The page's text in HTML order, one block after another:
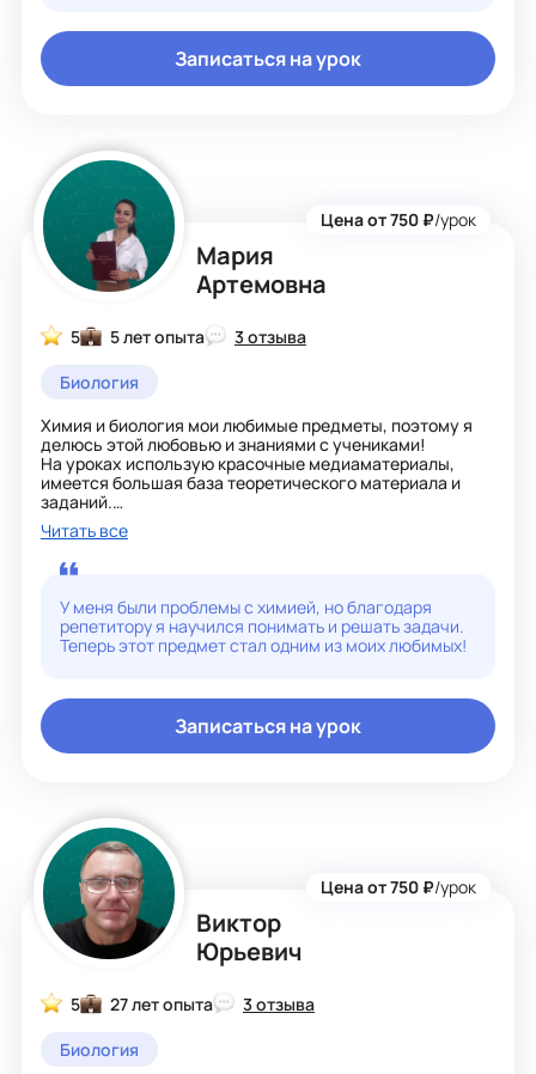
сложной контрольной, экзамену, олимпиаде!
Записаться на урок
Мария
Артемовна
Цена от 750 ₽/урок
5 5 лет опыта
3 отзыва
Биология
Химия и биология мои любимые предметы, поэтому я
делюсь этой любовью и знаниями с учениками!
На уроках использую красочные медиаматериалы,
имеется большая база теоретического материала и
заданий.
Моя основная цель - помочь ученикам достичь успеха
и раскрыть свой потенциал. Я создаю комфортную и
поддерживающую среду, чтобы ученики чувствовали
себя увереннее и могли свободно выражать свои
мысли и задавать вопросы.
Я считаю, что каждый ученик уникален и обладает
разными способностями и образом мышления, поэтому
я адаптирую свой подход и методы обучения в
ученика. Я стремлюсь создать индивидуальный план
обучения для каждого ученика, чтобы помочь им в
достижении своих целей.
Читать все
У меня были проблемы с химией, но благодаря
репетитору я научился понимать и решать задачи.
Теперь этот предмет стал одним из моих любимых!
Записаться на урок
Виктор
Юрьевич
Цена от 750 ₽/урок
5 27 лет опыта
3 отзыва
Биология